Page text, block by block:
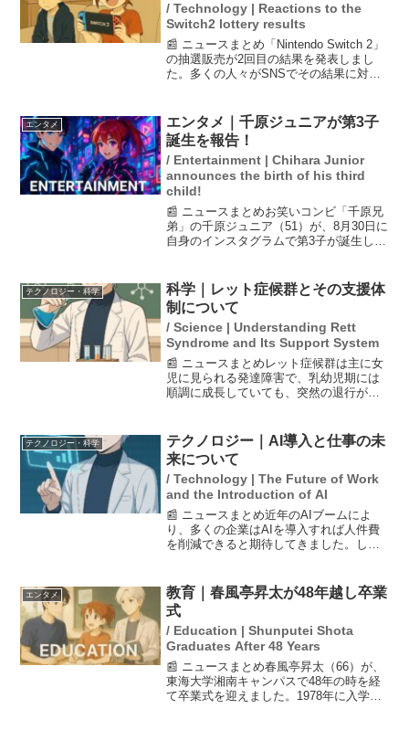
/ Technology | Reactions to the
Switch2 lottery results
📰 ニュースまとめ「Nintendo Switch 2」
の抽選販売が2回目の結果を発表しまし
た。多くの人々がSNSでその結果に対す
投稿として上がっており、次回の第3回
抽...
エンタメ
エンタメ｜千原ジュニアが第3子
誕生を報告！
/ Entertainment | Chihara Junior
announces the birth of his third
child!
📰 ニュースまとめお笑いコンビ「千原兄
弟」の千原ジュニア（51）が、8月30日に
自身のインスタグラムで第3子が誕生した
婦共に喜びを表現しました。千原ジュニ
アは15年前に一...
テクノロジー・科学
科学｜レット症候群とその支援体
制について
/ Science | Understanding Rett
Syndrome and Its Support System
📰 ニュースまとめレット症候群は主に女
児に見られる発達障害で、乳幼児期には
順調に成長していても、突然の退行が起
経専門医との連携が重要です。病気の原
因は遺伝子の変異による...
テクノロジー・科学
テクノロジー｜AI導入と仕事の未
来について
/ Technology | The Future of Work
and the Introduction of AI
📰 ニュースまとめ近年のAIブームによ
り、多くの企業はAIを導入すれば人件費
を削減できると期待してきました。しか
が進んでいます。特に、AIが得意とする
「調整」業務は減少...
エンタメ
教育｜春風亭昇太が48年越し卒業
式
/ Education | Shunputei Shota
Graduates After 48 Years
📰 ニュースまとめ春風亭昇太（66）が、
東海大学湘南キャンパスで48年の時を経
て卒業式を迎えました。1978年に入学し